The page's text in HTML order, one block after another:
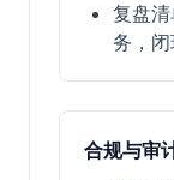
复盘
务，闭
合规与审